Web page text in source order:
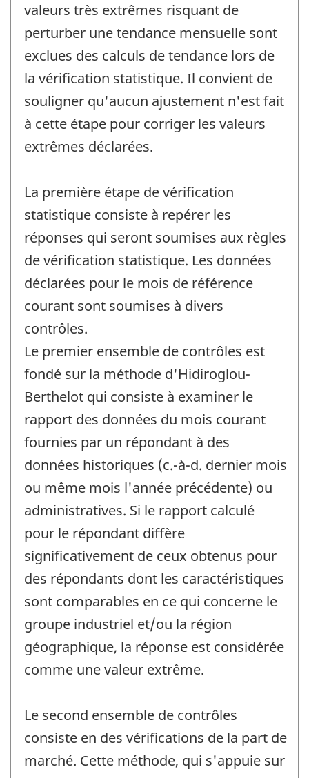
valeurs très extrêmes risquant de
perturber une tendance mensuelle sont
exclues des calculs de tendance lors de
la vérification statistique. Il convient de
souligner qu'aucun ajustement n'est fait
à cette étape pour corriger les valeurs
extrêmes déclarées.
La première étape de vérification
statistique consiste à repérer les
réponses qui seront soumises aux règles
de vérification statistique. Les données
déclarées pour le mois de référence
courant sont soumises à divers
contrôles.
Le premier ensemble de contrôles est
fondé sur la méthode d'Hidiroglou-
Berthelot qui consiste à examiner le
rapport des données du mois courant
fournies par un répondant à des
données historiques (c.-à-d. dernier mois
ou même mois l'année précédente) ou
administratives. Si le rapport calculé
pour le répondant diffère
significativement de ceux obtenus pour
des répondants dont les caractéristiques
sont comparables en ce qui concerne le
groupe industriel et/ou la région
géographique, la réponse est considérée
comme une valeur extrême.
Le second ensemble de contrôles
consiste en des vérifications de la part de
marché. Cette méthode, qui s'appuie sur